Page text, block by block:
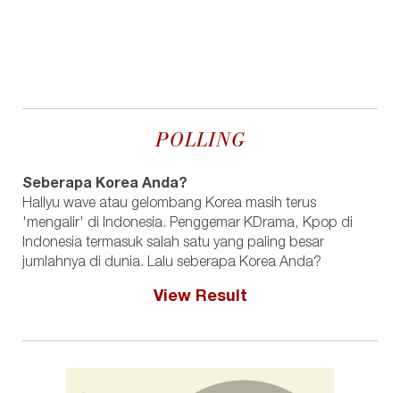
POLLING
Seberapa Korea Anda?
Hallyu wave atau gelombang Korea masih terus
'mengalir' di Indonesia. Penggemar KDrama, Kpop di
Indonesia termasuk salah satu yang paling besar
jumlahnya di dunia. Lalu seberapa Korea Anda?
View Result